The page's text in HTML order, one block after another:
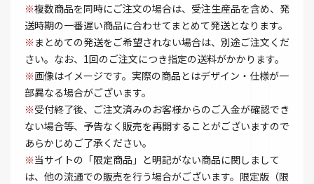
※複数商品を同時にご注文の場合は、受注生産品を含め、発
送時期の一番遅い商品に合わせてまとめて発送となります。
※ まとめての発送をご希望されない場合は、別途ご注文くだ
さい。なお、1回のご注文につき指定の送料がかかります。
※画像はイメージです。実際の商品とはデザイン・仕様が一
部異なる場合がございます。
※受付終了後、ご注文済みのお客様からのご入金が確認でき
ない場合等、予告なく販売を再開することがございますので
あらかじめご了承ください。
※当サイトの「限定商品」と明記がない商品に関しまして
は、他の流通での販売を行う場合がございます。限定版（限